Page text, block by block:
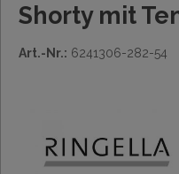
Shorty mit
Art.-Nr.: 6241306-282-54